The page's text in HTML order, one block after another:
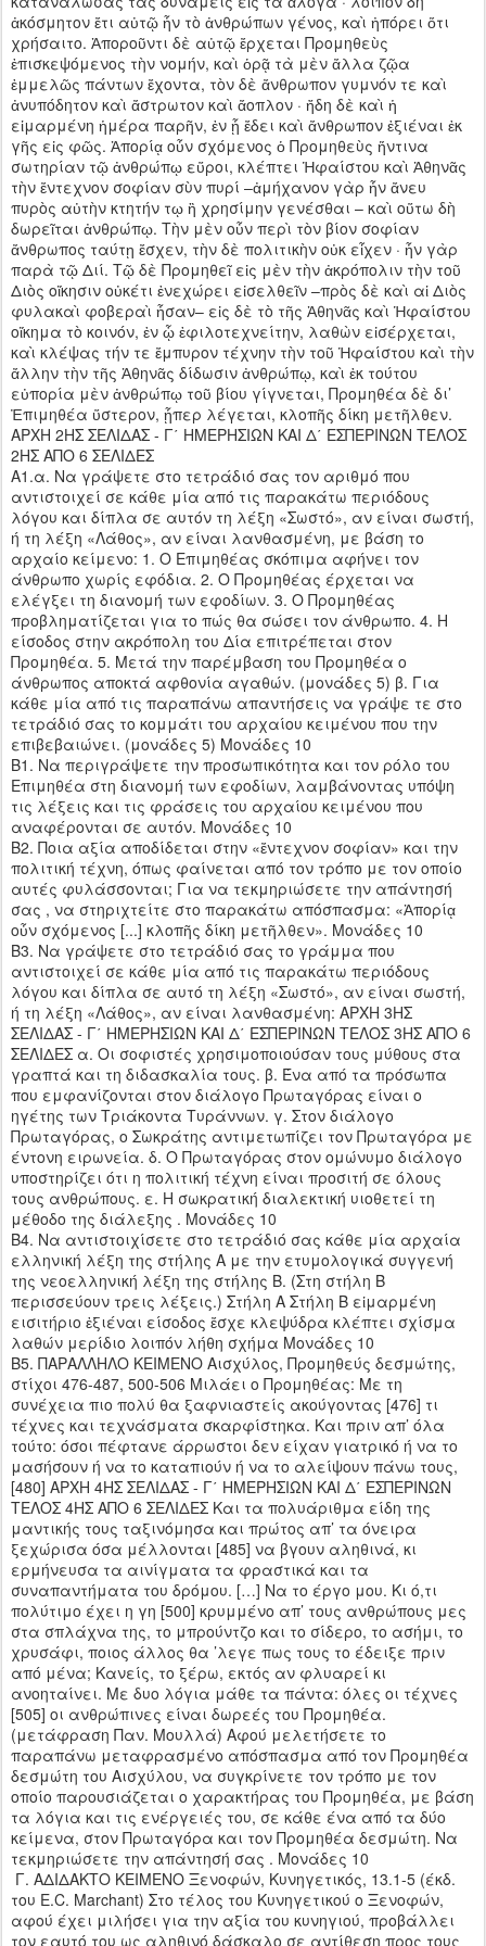
ἀκόσμητον ἔτι αὐτῷ ἦν τὸ ἀνθρώπων γένος, καὶ ἠπόρει ὅτι
χρήσαιτο. Ἀποροῦντι δὲ αὐτῷ ἔρχεται Προμηθεὺς
ἐπισκεψόμενος τὴν νομήν, καὶ ὁρᾷ τὰ μὲν ἄλλα ζῷα
ἐμμελῶς πάντων ἔχοντα, τὸν δὲ ἄνθρωπον γυμνόν τε καὶ
ἀνυπόδητον καὶ ἄστρωτον καὶ ἄοπλον · ἤδη δὲ καὶ ἡ
εἱμαρμένη ἡμέρα παρῆν, ἐν ᾗ ἔδει καὶ ἄνθρωπον ἐξιέναι ἐκ
γῆς εἰς φῶς. Ἀπορίᾳ οὖν σχόμενος ὁ Προμηθεὺς ἥντινα
σωτηρίαν τῷ ἀνθρώπῳ εὕροι, κλέπτει Ἡφαίστου καὶ Ἀθηνᾶς
τὴν ἔντεχνον σοφίαν σὺν πυρί –ἀμήχανον γὰρ ἦν ἄνευ
πυρὸς αὐτὴν κτητήν τῳ ἢ χρησίμην γενέσθαι – καὶ οὕτω δὴ
δωρεῖται ἀνθρώπῳ. Τὴν μὲν οὖν περὶ τὸν βίον σοφίαν
ἄνθρωπος ταύτῃ ἔσχεν, τὴν δὲ πολιτικὴν οὐκ εἶχεν · ἦν γὰρ
παρὰ τῷ Διί. Τῷ δὲ Προμηθεῖ εἰς μὲν τὴν ἀκρόπολιν τὴν τοῦ
Διὸς οἴκησιν οὐκέτι ἐνεχώρει εἰσελθεῖν –πρὸς δὲ καὶ αἱ Διὸς
φυλακαὶ φοβεραὶ ἦσαν– εἰς δὲ τὸ τῆς Ἀθηνᾶς καὶ Ἡφαίστου
οἴκημα τὸ κοινόν, ἐν ᾧ ἐφιλοτεχνείτην, λαθὼν εἰσέρχεται,
καὶ κλέψας τήν τε ἔμπυρον τέχνην τὴν τοῦ Ἡφαίστου καὶ τὴν
ἄλλην τὴν τῆς Ἀθηνᾶς δίδωσιν ἀνθρώπῳ, καὶ ἐκ τούτου
εὐπορία μὲν ἀνθρώπῳ τοῦ βίου γίγνεται, Προμηθέα δὲ δι’
Ἐπιμηθέα ὕστερον, ᾗπερ λέγεται, κλοπῆς δίκη μετῆλθεν.
ΑΡΧΗ 2ΗΣ ΣΕΛΙΔΑΣ - Γ΄ ΗΜΕΡΗΣΙΩΝ ΚΑΙ Δ΄ ΕΣΠΕΡΙΝΩΝ ΤΕΛΟΣ
2ΗΣ ΑΠΟ 6 ΣΕΛΙΔΕΣ
Α1.α. Να γράψετε στο τετράδιό σας τον αριθμό που
αντιστοιχεί σε κάθε μία από τις παρακάτω περιόδους
λόγου και δίπλα σε αυτόν τη λέξη «Σωστό», αν είναι σωστή,
ή τη λέξη «Λάθος», αν είναι λανθασμένη, με βάση το
αρχαίο κείμενο: 1. Ο Επιμηθέας σκόπιμα αφήνει τον
άνθρωπο χωρίς εφόδια. 2. Ο Προμηθέας έρχεται να
ελέγξει τη διανομή των εφοδίων. 3. Ο Προμηθέας
προβληματίζεται για το πώς θα σώσει τον άνθρωπο. 4. Η
είσοδος στην ακρόπολη του Δία επιτρέπεται στον
Προμηθέα. 5. Μετά την παρέμβαση του Προμηθέα ο
άνθρωπος αποκτά αφθονία αγαθών. (μονάδες 5) β. Για
κάθε μία από τις παραπάνω απαντήσεις να γράψε τε στο
τετράδιό σας το κομμάτι του αρχαίου κειμένου που την
επιβεβαιώνει. (μονάδες 5) Μονάδες 10
Β1. Να περιγράψετε την προσωπικότητα και τον ρόλο του
Επιμηθέα στη διανομή των εφοδίων, λαμβάνοντας υπόψη
τις λέξεις και τις φράσεις του αρχαίου κειμένου που
αναφέρονται σε αυτόν. Μονάδες 10
Β2. Ποια αξία αποδίδεται στην «ἔντεχνον σοφίαν» και την
πολιτική τέχνη, όπως φαίνεται από τον τρόπο με τον οποίο
αυτές φυλάσσονται; Για να τεκμηριώσετε την απάντησή
σας , να στηριχτείτε στο παρακάτω απόσπασμα: «Ἀπορίᾳ
οὖν σχόμενος [...] κλοπῆς δίκη μετῆλθεν». Μονάδες 10
Β3. Να γράψετε στο τετράδιό σας το γράμμα που
αντιστοιχεί σε κάθε μία από τις παρακάτω περιόδους
λόγου και δίπλα σε αυτό τη λέξη «Σωστό», αν είναι σωστή,
ή τη λέξη «Λάθος», αν είναι λανθασμένη: ΑΡΧΗ 3ΗΣ
ΣΕΛΙΔΑΣ - Γ΄ ΗΜΕΡΗΣΙΩΝ ΚΑΙ Δ΄ ΕΣΠΕΡΙΝΩΝ ΤΕΛΟΣ 3ΗΣ ΑΠΟ 6
ΣΕΛΙΔΕΣ α. Οι σοφιστές χρησιμοποιούσαν τους μύθους στα
γραπτά και τη διδασκαλία τους. β. Ένα από τα πρόσωπα
που εμφανίζονται στον διάλογο Πρωταγόρας είναι ο
ηγέτης των Τριάκοντα Τυράννων. γ. Στον διάλογο
Πρωταγόρας, ο Σωκράτης αντιμετωπίζει τον Πρωταγόρα με
έντονη ειρωνεία. δ. Ο Πρωταγόρας στον ομώνυμο διάλογο
υποστηρίζει ότι η πολιτική τέχνη είναι προσιτή σε όλους
τους ανθρώπους. ε. Η σωκρατική διαλεκτική υιοθετεί τη
μέθοδο της διάλεξης . Μονάδες 10
Β4. Να αντιστοιχίσετε στο τετράδιό σας κάθε μία αρχαία
ελληνική λέξη της στήλης Α με την ετυμολογικά συγγενή
της νεοελληνική λέξη της στήλης Β. (Στη στήλη Β
περισσεύουν τρεις λέξεις.) Στήλη Α Στήλη Β εἱμαρμένη
εισιτήριο ἐξιέναι είσοδος ἔσχε κλεψύδρα κλέπτει σχίσμα
λαθών μερίδιο λοιπόν λήθη σχήμα Μονάδες 10
Β5. ΠΑΡΑΛΛΗΛΟ ΚΕΙΜΕΝΟ Αισχύλος, Προμηθεύς δεσμώτης,
στίχοι 476-487, 500-506 Μιλάει ο Προμηθέας: Με τη
συνέχεια πιο πολύ θα ξαφνιαστείς ακούγοντας [476] τι
τέχνες και τεχνάσματα σκαρφίστηκα. Και πριν απ’ όλα
τούτο: όσοι πέφτανε άρρωστοι δεν είχαν γιατρικό ή να το
μασήσουν ή να το καταπιούν ή να το αλείψουν πάνω τους,
[480] ΑΡΧΗ 4ΗΣ ΣΕΛΙΔΑΣ - Γ΄ ΗΜΕΡΗΣΙΩΝ ΚΑΙ Δ΄ ΕΣΠΕΡΙΝΩΝ
ΤΕΛΟΣ 4ΗΣ ΑΠΟ 6 ΣΕΛΙΔΕΣ Και τα πολυάριθμα είδη της
μαντικής τους ταξινόμησα και πρώτος απ’ τα όνειρα
ξεχώρισα όσα μέλλονται [485] να βγουν αληθινά, κι
ερμήνευσα τα αινίγματα τα φραστικά και τα
συναπαντήματα του δρόμου. […] Να το έργο μου. Κι ό,τι
πολύτιμο έχει η γη [500] κρυμμένο απ’ τους ανθρώπους μες
στα σπλάχνα της, το μπρούντζο και το σίδερο, το ασήμι, το
χρυσάφι, ποιος άλλος θα ’λεγε πως τους το έδειξε πριν
από μένα; Κανείς, το ξέρω, εκτός αν φλυαρεί κι
ανοηταίνει. Με δυο λόγια μάθε τα πάντα: όλες οι τέχνες
[505] οι ανθρώπινες είναι δωρεές του Προμηθέα.
(μετάφραση Παν. Μουλλά) Αφού μελετήσετε το
παραπάνω μεταφρασμένο απόσπασμα από τον Προμηθέα
δεσμώτη του Αισχύλου, να συγκρίνετε τον τρόπο με τον
οποίο παρουσιάζεται ο χαρακτήρας του Προμηθέα, με βάση
τα λόγια και τις ενέργειές του, σε κάθε ένα από τα δύο
κείμενα, στον Πρωταγόρα και τον Προμηθέα δεσμώτη. Να
τεκμηριώσετε την απάντησή σας . Μονάδες 10
Γ. ΑΔΙΔΑΚΤΟ ΚΕΙΜΕΝΟ Ξενοφών, Κυνηγετικός, 13.1-5 (έκδ.
του E.C. Marchant) Στο τέλος του Κυνηγετικού ο Ξενοφών,
αφού έχει μιλήσει για την αξία του κυνηγιού, προβάλλει
τον εαυτό του ως αληθινό δάσκαλο σε αντίθεση προς τους